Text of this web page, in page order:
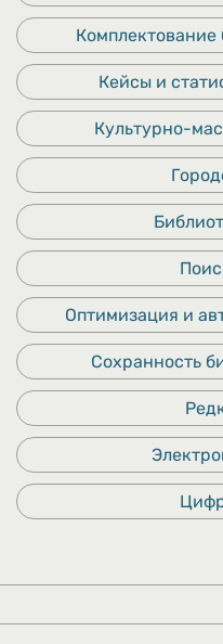
Кейсы и
Культурно-
Оптимизация и
Сохранность